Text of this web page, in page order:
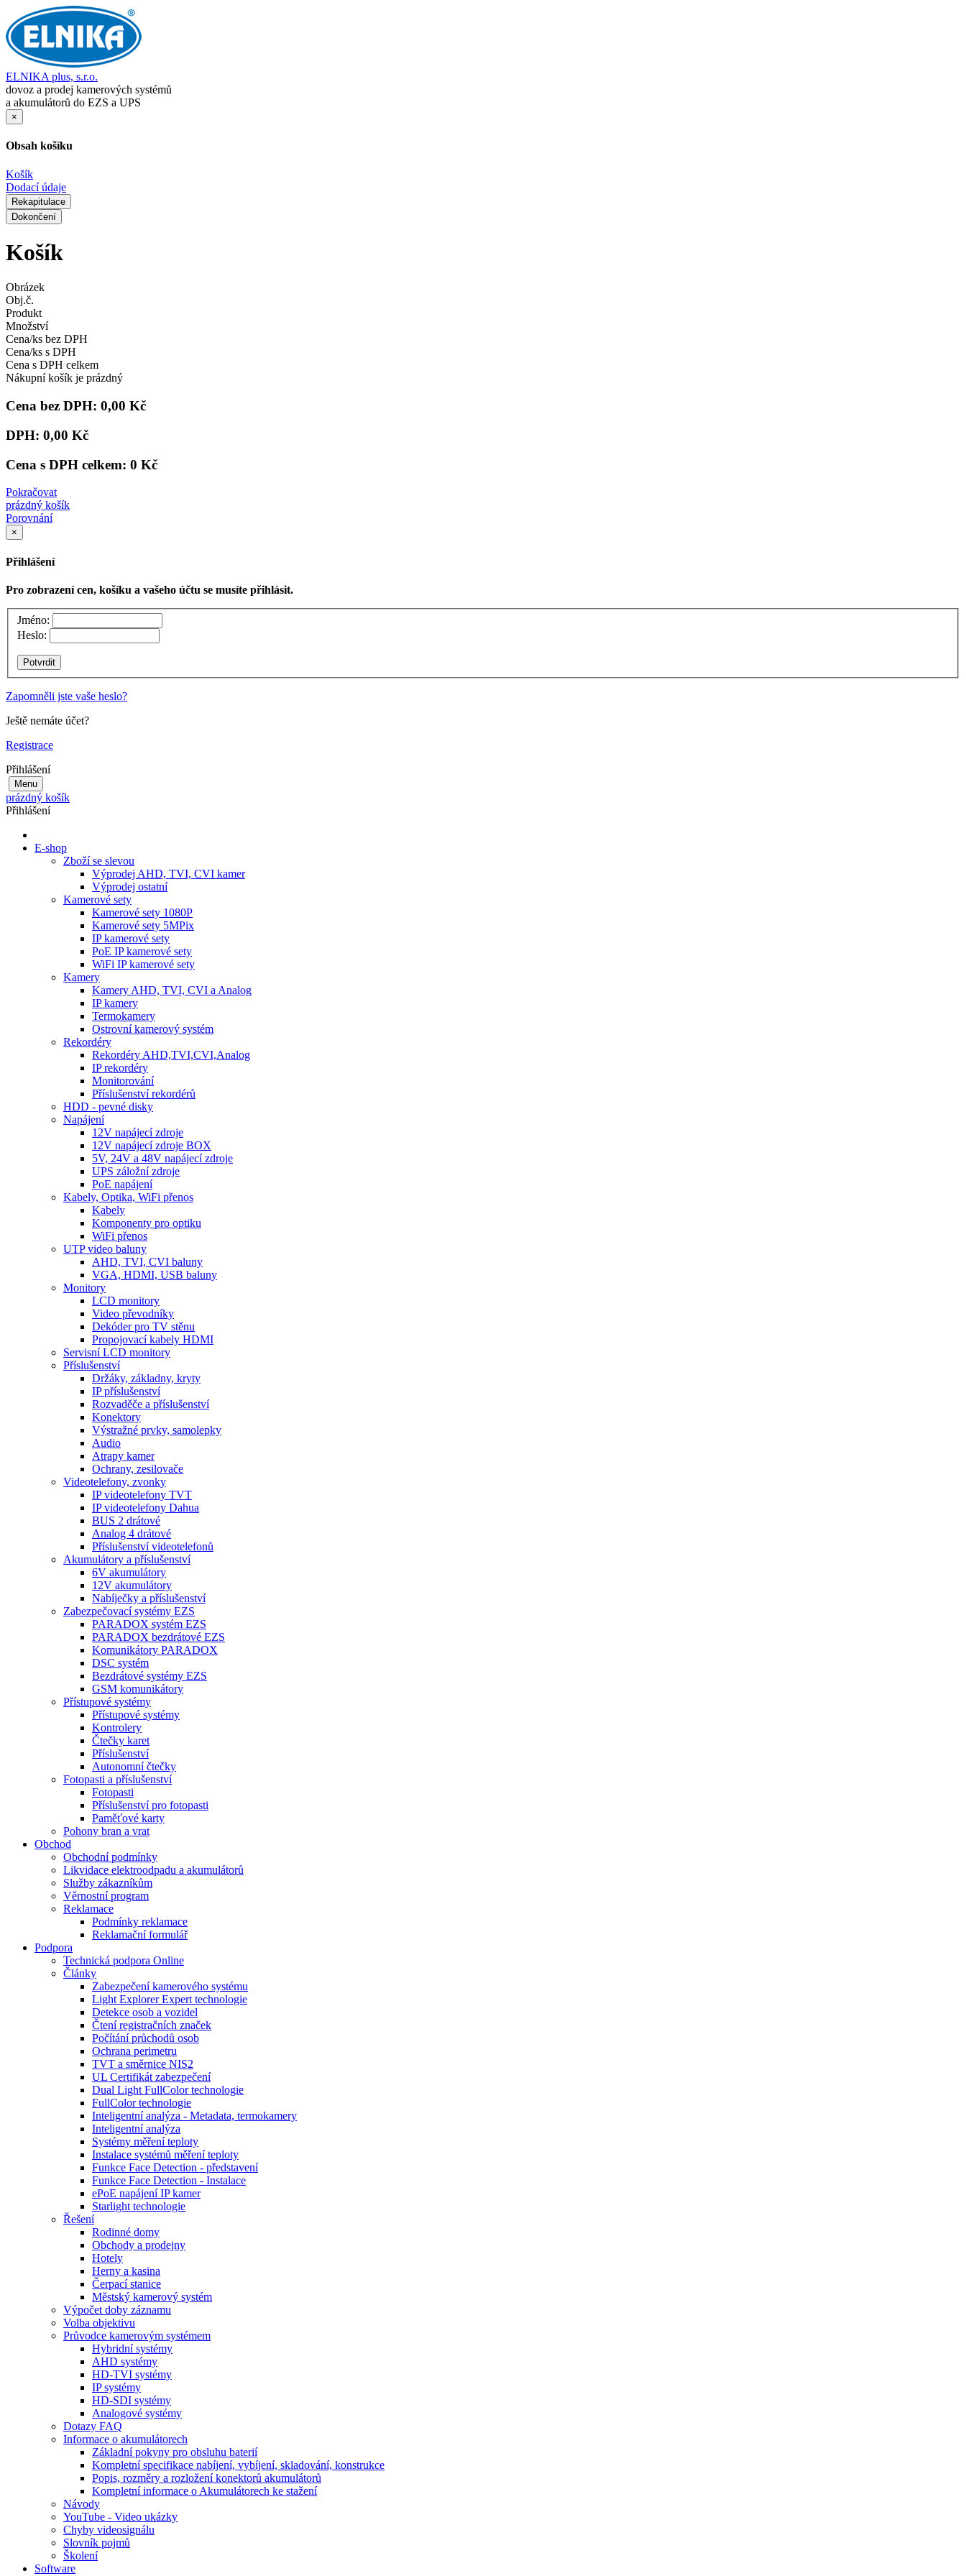
ELNIKA plus, s.r.o.
dovoz a prodej kamerových systémů
a akumulátorů do EZS a UPS
×
Obsah košíku
Košík
Dodací údaje
Rekapitulace
Dokončení
Košík
Obrázek
Obj.č.
Produkt
Množství
Cena/ks bez DPH
Cena/ks s DPH
Cena s DPH celkem
Nákupní košík je prázdný
Cena bez DPH: 0,00 Kč
DPH: 0,00 Kč
Cena s DPH celkem: 0 Kč
Pokračovat
prázdný košík
Porovnání
×
Přihlášení
Pro zobrazení cen, košíku a vašeho účtu se musíte přihlásit.
Jméno:
Heslo:
Zapomněli jste vaše heslo?
Ještě nemáte účet?
Registrace
Přihlášení
Menu
prázdný košík
Přihlášení
E-shop
Zboží se slevou
Výprodej AHD, TVI, CVI kamer
Výprodej ostatní
Kamerové sety
Kamerové sety 1080P
Kamerové sety 5MPix
IP kamerové sety
PoE IP kamerové sety
WiFi IP kamerové sety
Kamery
Kamery AHD, TVI, CVI a Analog
IP kamery
Termokamery
Ostrovní kamerový systém
Rekordéry
Rekordéry AHD,TVI,CVI,Analog
IP rekordéry
Monitorování
Příslušenství rekordérů
HDD - pevné disky
Napájení
12V napájecí zdroje
12V napájecí zdroje BOX
5V, 24V a 48V napájecí zdroje
UPS záložní zdroje
PoE napájení
Kabely, Optika, WiFi přenos
Kabely
Komponenty pro optiku
WiFi přenos
UTP video baluny
AHD, TVI, CVI baluny
VGA, HDMI, USB baluny
Monitory
LCD monitory
Video převodníky
Dekóder pro TV stěnu
Propojovací kabely HDMI
Servisní LCD monitory
Příslušenství
Držáky, základny, kryty
IP příslušenství
Rozvaděče a příslušenství
Konektory
Výstražné prvky, samolepky
Audio
Atrapy kamer
Ochrany, zesilovače
Videotelefony, zvonky
IP videotelefony TVT
IP videotelefony Dahua
BUS 2 drátové
Analog 4 drátové
Příslušenství videotelefonů
Akumulátory a příslušenství
6V akumulátory
12V akumulátory
Nabíječky a příslušenství
Zabezpečovací systémy EZS
PARADOX systém EZS
PARADOX bezdrátové EZS
Komunikátory PARADOX
DSC systém
Bezdrátové systémy EZS
GSM komunikátory
Přístupové systémy
Přístupové systémy
Kontrolery
Čtečky karet
Příslušenství
Autonomní čtečky
Fotopasti a příslušenství
Fotopasti
Příslušenství pro fotopasti
Paměťové karty
Pohony bran a vrat
Obchod
Obchodní podmínky
Likvidace elektroodpadu a akumulátorů
Služby zákazníkům
Věrnostní program
Reklamace
Podmínky reklamace
Reklamační formulář
Podpora
Technická podpora Online
Články
Zabezpečení kamerového systému
Light Explorer Expert technologie
Detekce osob a vozidel
Čtení registračních značek
Počítání průchodů osob
Ochrana perimetru
TVT a směrnice NIS2
UL Certifikát zabezpečení
Dual Light FullColor technologie
FullColor technologie
Inteligentní analýza - Metadata, termokamery
Inteligentní analýza
Systémy měření teploty
Instalace systémů měření teploty
Funkce Face Detection - představení
Funkce Face Detection - Instalace
ePoE napájení IP kamer
Starlight technologie
Řešení
Rodinné domy
Obchody a prodejny
Hotely
Herny a kasina
Čerpací stanice
Městský kamerový systém
Výpočet doby záznamu
Volba objektivu
Průvodce kamerovým systémem
Hybridní systémy
AHD systémy
HD-TVI systémy
IP systémy
HD-SDI systémy
Analogové systémy
Dotazy FAQ
Informace o akumulátorech
Základní pokyny pro obsluhu baterií
Kompletní specifikace nabíjení, vybíjení, skladování, konstrukce
Popis, rozměry a rozložení konektorů akumulátorů
Kompletní informace o Akumulátorech ke stažení
Návody
YouTube - Video ukázky
Chyby videosignálu
Slovník pojmů
Školení
Software